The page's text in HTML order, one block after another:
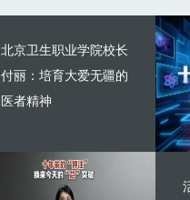
北京卫生职业学院校长
付丽：培育大爱无疆的
医者精神